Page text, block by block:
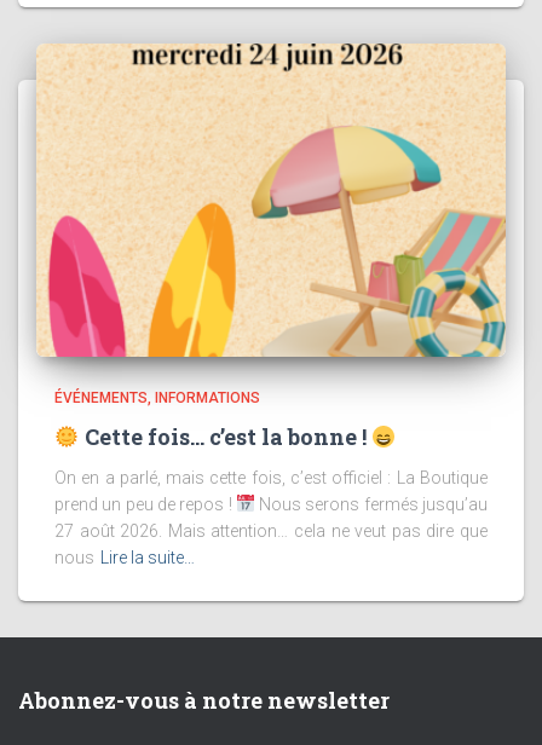
ÉVÉNEMENTS INFORMATIONS
Cette fois… c’est la bonne !
On en a parlé, mais cette fois, c’est officiel : La Boutique
prend un peu de repos !
Nous serons fermés jusqu’au
27 août 2026. Mais attention… cela ne veut pas dire que
nous
Lire la suite…
Abonnez-vous à notre newsletter